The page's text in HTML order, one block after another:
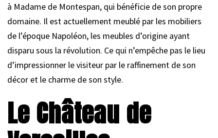
à Madame de Montespan, qui bénéficie de son propre
domaine. Il est actuellement meublé par les mobiliers
de l’époque Napoléon, les meubles d’origine ayant
disparu sous la révolution. Ce qui n’empêche pas le lieu
d’impressionner le visiteur par le raffinement de son
décor et le charme de son style.
Le Château de